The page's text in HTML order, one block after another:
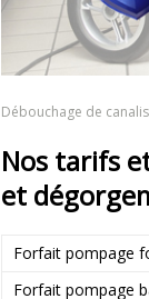
Débouchage de
Nos tarifs
et
Forfait pompage
Forfait pompage